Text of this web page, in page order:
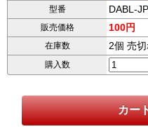
型番 DABL-
販売価格 100円
在庫数 2個 売切
購入数